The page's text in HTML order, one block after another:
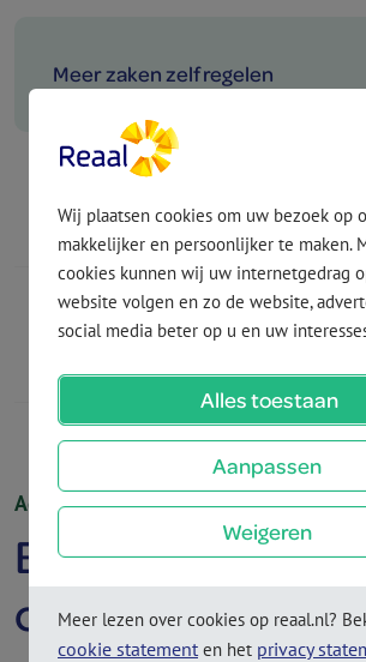
Wij plaatsen cookies om uw bezoek op onze website
makkelijker en persoonlijker te maken.
cookies kunnen wij uw internetgedrag
website volgen en zo de website,
social media beter op u en uw
Alles toestaan
Aanpassen
Weigeren
Meer lezen over cookies op reaal.nl?
cookie statement en het privacy
Meer zaken zelf regelen
Ga naar MijnReaal
Jaar- en waarde­overzicht
Achtergrondinformatie
Bestaande
of hypotheek